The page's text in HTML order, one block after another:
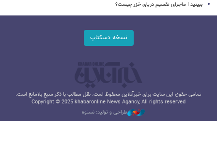
ببینید | ماجرای تقسیم دریای خزر چیست؟
نسخه دسکتاپ
تمامی حقوق این سایت برای خبرآنلاین محفوظ است. نقل مطالب با ذکر منبع بلامانع است.
Copyright © 2025 khabaronline News Agancy, All rights reserved
طراحی و تولید: نستوه